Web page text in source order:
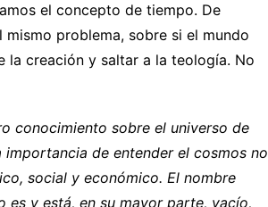
el concepto de tiempo. De
problema, sobre si el mundo
la creación y saltar a la teología. No
conocimiento sobre el universo de
de entender el cosmos no
social y económico. El nombre
es y está, en su mayor parte, vacío,